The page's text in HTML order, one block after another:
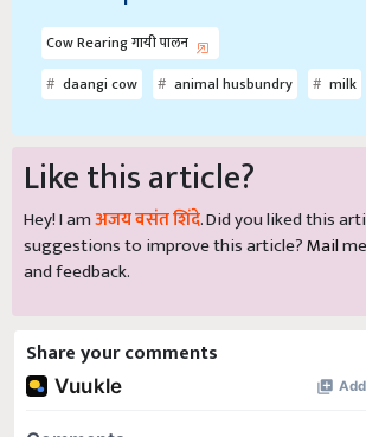
Cow Rearing गायी पालन
daangi cow
animal husbundry milk
Like this article?
Hey! I amअजय वसंत शिंदे. Did you liked this
suggestions to improve this article?Mail
and feedback.
Share your comments